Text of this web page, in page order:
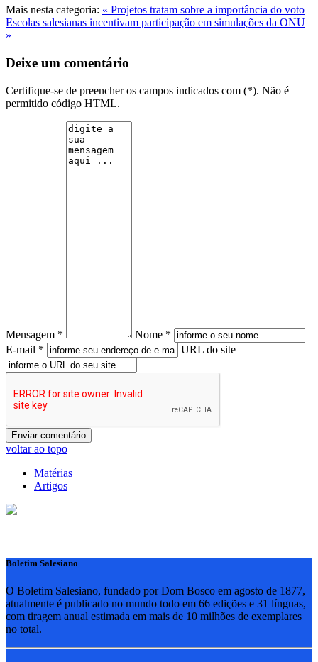
Mais nesta categoria: « Projetos tratam sobre a importância do voto
Escolas salesianas incentivam participação em simulações da ONU
»
Deixe um comentário
Certifique-se de preencher os campos indicados com (*). Não é
permitido código HTML.
Mensagem *
Nome *
E-mail *
URL do site
voltar ao topo
Matérias
Artigos
Boletim Salesiano
O Boletim Salesiano, fundado por Dom Bosco em agosto de 1877,
atualmente é publicado no mundo todo em 66 edições e 31 línguas,
com tiragem anual estimada em mais de 10 milhões de exemplares
no total.